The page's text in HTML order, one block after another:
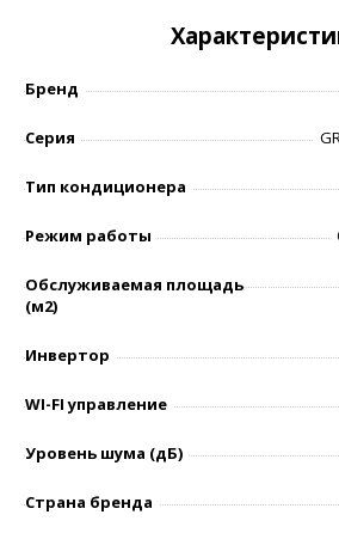
Бренд
Серия
Тип кондиционера
Режим работы
Обслуживаемая площадь
(м2)
Инвертор
WI-FI управление
Уровень шумa (дБ)
Страна бренда